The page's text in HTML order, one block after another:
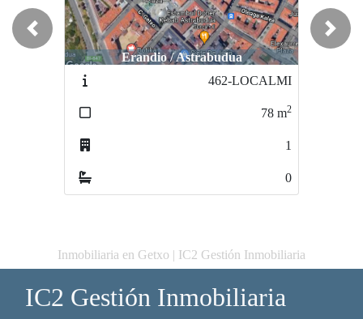
Erandio / Astrabudua
462-LOCALMI
78m 2
Getxo / Algorta
653-LOCALSALSI
Previous Next
Inmobiliaria en Getxo | IC2 Gestión Inmobiliaria
IC2 Gestión Inmobiliaria